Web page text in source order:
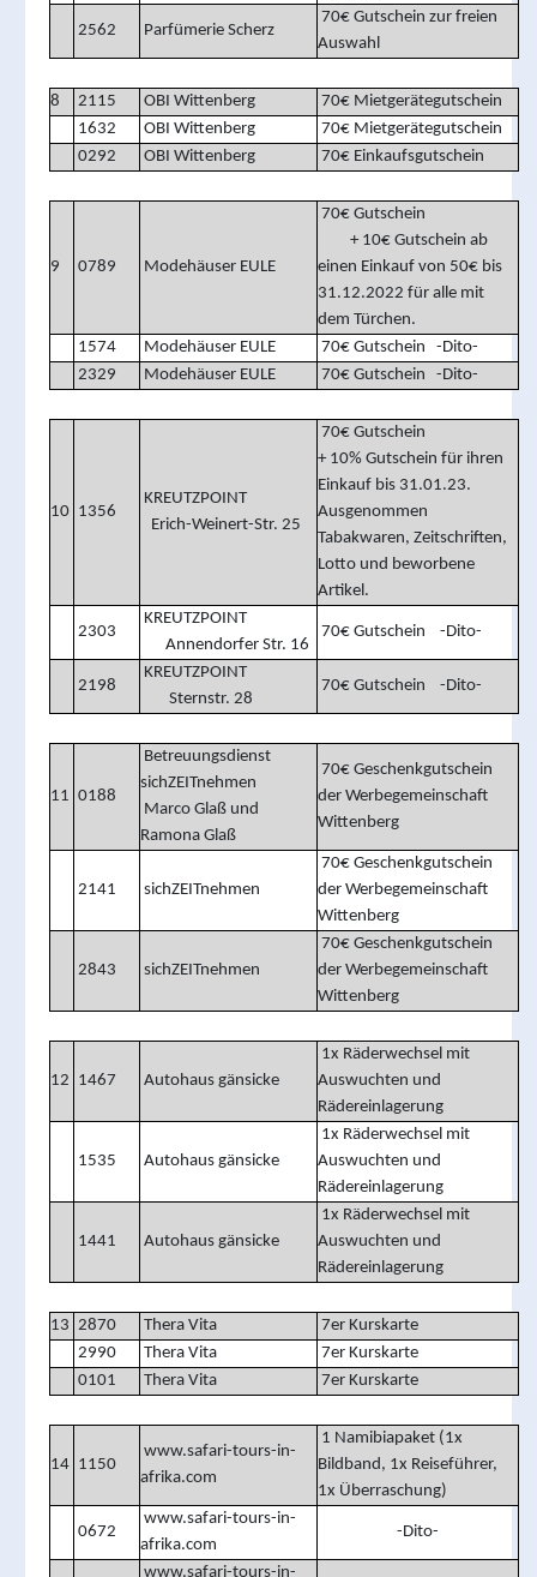
2562 Parfümerie Scherz
70€ Gutschein zur freien
Auswahl
8 2115 OBI Wittenberg
70€ Mietgerätegutschein
1632
OBI Wittenberg
70€ Mietgerätegutschein
0292
OBI Wittenberg 70€ Einkaufsgutschein
9 0789 Modehäuser EULE
70€ Gutschein
+ 10€ Gutschein ab
einen Einkauf von 50€ bis
31.12.2022 für alle mit
dem Türchen.
1574
Modehäuser EULE
70€ Gutschein -Dito-
2329
Modehäuser EULE 70€ Gutschein -Dito-
10 1356
KREUTZPOINT
Erich-Weinert-Str. 25
70€ Gutschein
+ 10% Gutschein für ihren
Einkauf bis 31.01.23.
Ausgenommen
Tabakwaren, Zeitschriften,
Lotto und beworbene
Artikel.
2303
KREUTZPOINT
Annendorfer Str. 16
70€ Gutschein -Dito-
2198
KREUTZPOINT
Sternstr. 28
70€ Gutschein -Dito-
11 0188
Betreuungsdienst
sichZEITnehmen
Marco Glaß und
Ramona Glaß
70€ Geschenkgutschein
der Werbegemeinschaft
Wittenberg
2141 sichZEITnehmen
70€ Geschenkgutschein
der Werbegemeinschaft
Wittenberg
2843 sichZEITnehmen
70€ Geschenkgutschein
der Werbegemeinschaft
Wittenberg
12 1467 Autohaus gänsicke
1x Räderwechsel mit
Auswuchten und
Rädereinlagerung
1535 Autohaus gänsicke
1x Räderwechsel mit
Auswuchten und
Rädereinlagerung
1441 Autohaus gänsicke
1x Räderwechsel mit
Auswuchten und
Rädereinlagerung
13 2870 Thera Vita
7er Kurskarte
2990
Thera Vita
7er Kurskarte
0101
Thera Vita 7er Kurskarte
14 1150
www.safari-tours-in-
afrika.com
1 Namibiapaket (1x
Bildband, 1x Reiseführer,
1x Überraschung)
0672
www.safari-tours-in-
afrika.com
-Dito-
www.safari-tours-in-